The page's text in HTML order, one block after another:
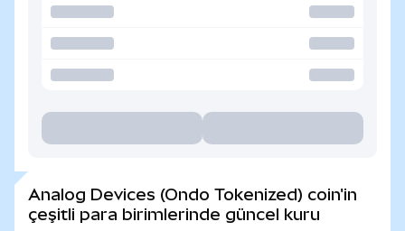
Analog Devices (Ondo Tokenized) coin'in
çeşitli para birimlerinde güncel kuru